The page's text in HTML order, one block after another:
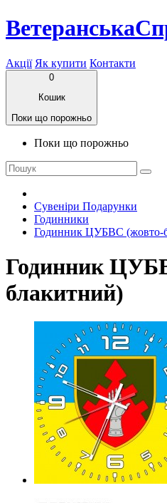
Акції Як купити Контакти
0
Кошик
Поки що порожньо
Поки що порожньо
Сувеніри Подарунки
Годинники
Годинник ЦУБВС (жовто-
Годинник
блакитний)